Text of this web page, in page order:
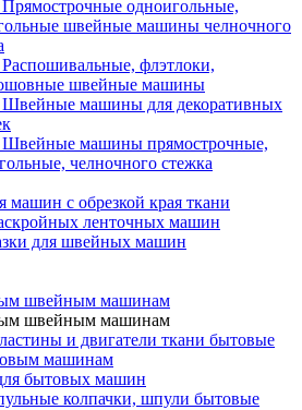
Прямострочные одноигольные,
швейные машины челночного
Распошивальные, флэтлоки,
швейные машины
Швейные машины для декоративных
Швейные машины прямострочные,
челночного стежка
машин с обрезкой края ткани
ленточных машин
для швейных машин
швейным машинам
швейным машинам
и двигатели ткани бытовые
машинам
бытовых машин
колпачки, шпули бытовые